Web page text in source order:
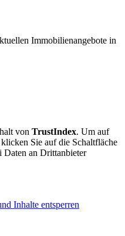
Immobilienangebote in
von TrustIndex. Um auf
Sie auf die Schaltfläche
Daten an Drittanbieter
Inhalte entsperren